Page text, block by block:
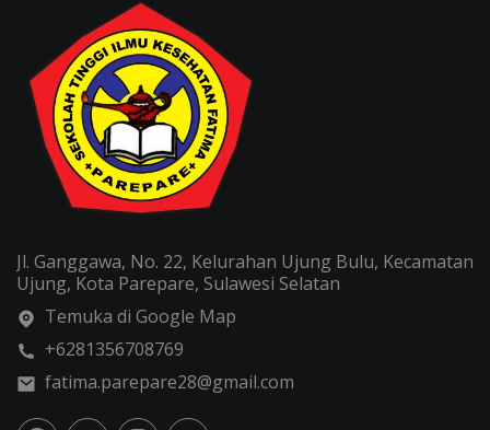
Jl. Ganggawa, No. 22, Kelurahan Ujung Bulu, Kecamatan
Ujung, Kota Parepare, Sulawesi Selatan
Temuka di Google Map
+6281356708769
fatima.parepare28@gmail.com